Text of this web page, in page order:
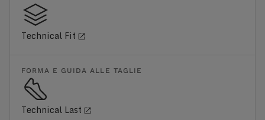
Technical Fit
FORMA E GUIDA ALLE TAGLIE
Technical Last